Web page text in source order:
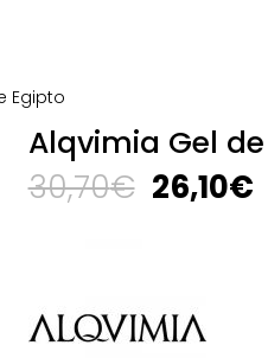
Egipto
Alqvimia Gel
30,70€ El
precio
26,10€El